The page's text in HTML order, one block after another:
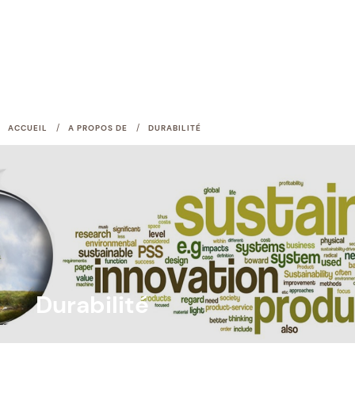
ACCUEIL / A PROPOS DE / DURABILITÉ
Durabilité